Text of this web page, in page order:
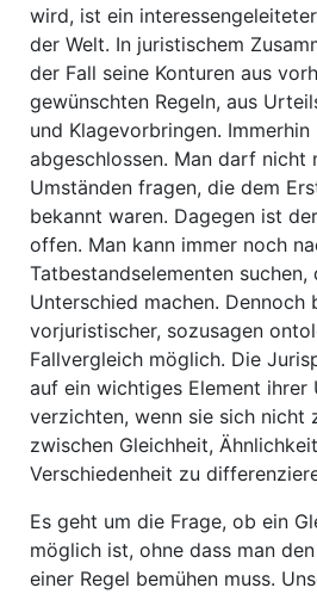
wird, ist ein
der Welt. In juristischem
der Fall seine Konturen aus
gewünschten Regeln, aus
und Klagevorbringen.
abgeschlossen. Man darf nicht
Umständen fragen, die dem
bekannt waren. Dagegen ist
offen. Man kann immer noch
Tatbestandselementen suchen,
Unterschied machen. Dennoch
vorjuristischer, sozusagen
Fallvergleich möglich. Die
auf ein wichtiges Element ihrer
verzichten, wenn sie sich nicht
zwischen Gleichheit,
Verschiedenheit zu
Es geht um die Frage, ob ein
möglich ist, ohne dass man
einer Regel bemühen muss.